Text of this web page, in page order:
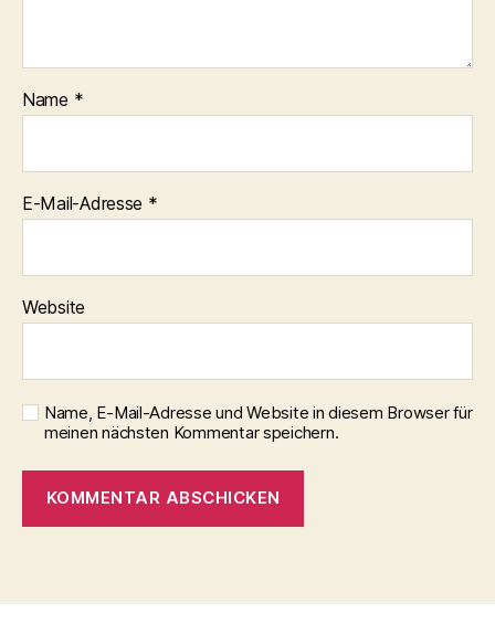
Name *
E-Mail-Adresse *
Website
Name, E-Mail-Adresse und Website in diesem Browser für
meinen nächsten Kommentar speichern.